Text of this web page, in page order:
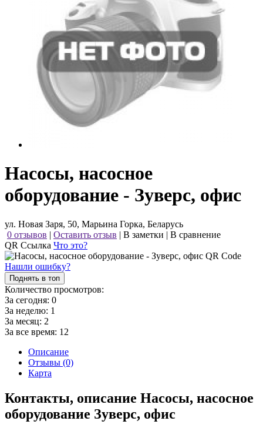
Насосы, насосное
оборудование - Зуверс, офис
ул. Новая Заря, 50, Марьина Горка, Беларусь
0 отзывов | Оставить отзыв | В заметки | В сравнение
QR Ссылка Что это?
Нашли ошибку?
Поднять в топ
Количество просмотров:
За сегодня: 0
За неделю: 1
За месяц: 2
За все время: 12
Описание
Отзывы (0)
Карта
Контакты, описание Насосы, насосное
оборудование Зуверс, офис